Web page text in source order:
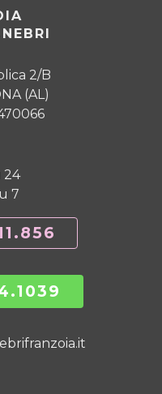
2/B
(AL)
24
7